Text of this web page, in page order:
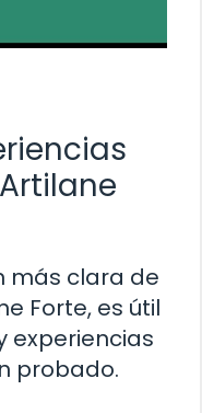
más clara de
Forte, es útil
experiencias
probado.